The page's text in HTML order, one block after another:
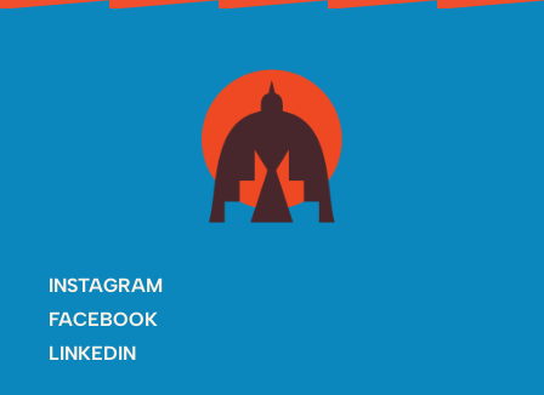
INSTAGRAM
FACEBOOK
LINKEDIN